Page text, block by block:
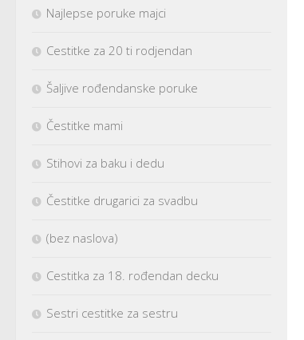
Najlepse poruke majci
Cestitke za 20 ti rodjendan
Šaljive rođendanske poruke
Čestitke mami
Stihovi za baku i dedu
Čestitke drugarici za svadbu
(bez naslova)
Cestitka za 18. rođendan decku
Sestri cestitke za sestru